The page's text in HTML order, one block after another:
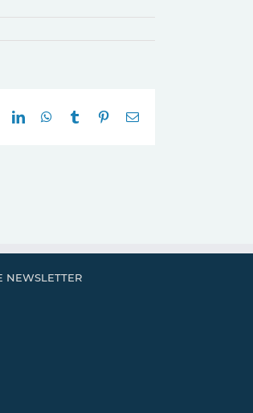
LinkedInWhatsApp
Tumblr Pinterest
E-
NEWSLETTER